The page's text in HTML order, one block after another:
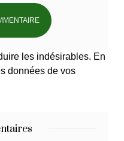
les indésirables. En
données de vos